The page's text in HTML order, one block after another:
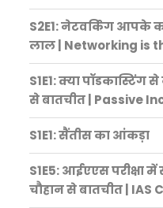
S2E1: नेटवर्किंग आपके
लाल | Networking is
S1E1: क्या
से बातचीत | Passive
S1E1: सैंतीस का आंकड़ा
S1E5: आईएएस परीक्षा
चौहान से बातचीत | IAS